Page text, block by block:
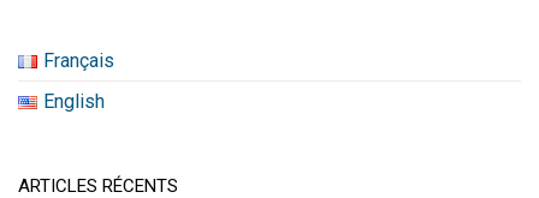
Français
English
ARTICLES RÉCENTS